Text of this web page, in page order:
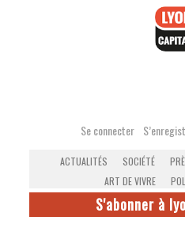
Se connecter
ACTUALITÉS SOCIÉTÉ
ART DE VIVRE
S'abonner à